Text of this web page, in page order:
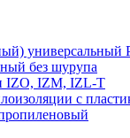
без шурупа
IZO, IZM, IZL-T
с